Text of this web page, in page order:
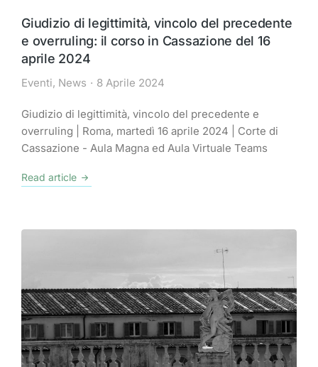
Giudizio di legittimità, vincolo del precedente
e overruling: il corso in Cassazione del 16
aprile 2024
Eventi, News 8 Aprile 2024
Giudizio di legittimità, vincolo del precedente e
overruling | Roma, martedì 16 aprile 2024 | Corte di
Cassazione - Aula Magna ed Aula Virtuale Teams
Read article